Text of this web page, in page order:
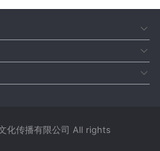
化传播有限公司 All rights